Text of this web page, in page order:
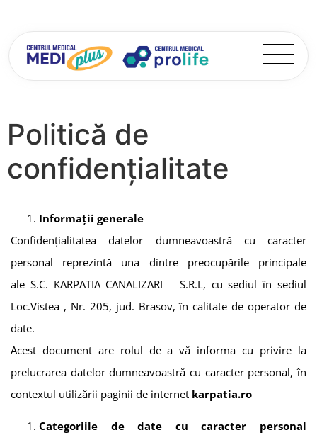
Politică de
confidențialitate
Informații generale
Confidențialitatea datelor dumneavoastră cu caracter
personal reprezintă una dintre preocupările principale
ale S.C. KARPATIA CANALIZARI S.R.L, cu sediul însediul
Loc.Vistea , Nr. 205, jud. Brasov, în calitate de operator de
date.
Acest document are rolul de a vă informa cu privire la
prelucrarea datelor dumneavoastră cu caracter personal, în
contextul utilizării paginii de internet karpatia.ro
Categoriile de date cu caracter personal